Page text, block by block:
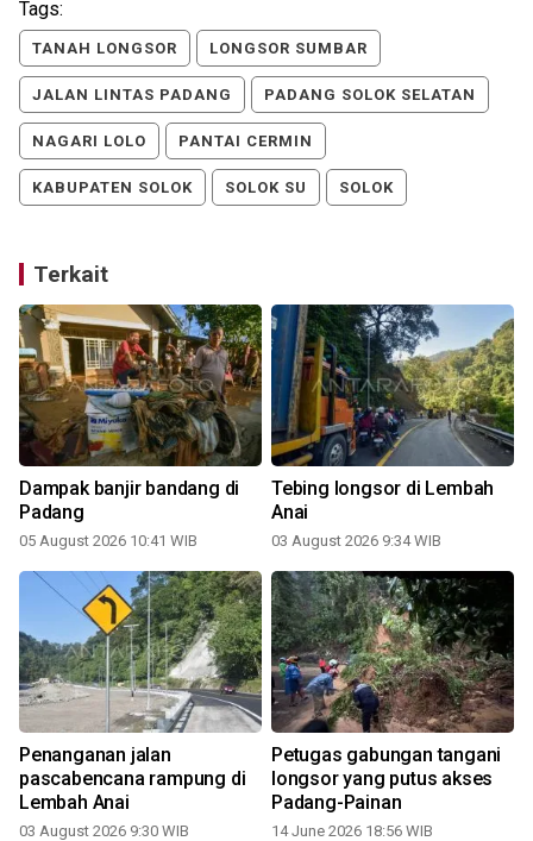
Tags:
TANAH LONGSOR LONGSOR SUMBAR
JALAN LINTAS PADANG PADANG SOLOK SELATAN
NAGARI LOLO PANTAI CERMIN
KABUPATEN SOLOK SOLOK SU SOLOK
Terkait
Dampak banjir bandang di
Padang
05 August 2026 10:41 WIB
Tebing longsor di Lembah
Anai
03 August 2026 9:34 WIB
Penanganan jalan
pascabencana rampung di
Lembah Anai
03 August 2026 9:30 WIB
Petugas gabungan tangani
longsor yang putus akses
Padang-Painan
14 June 2026 18:56 WIB